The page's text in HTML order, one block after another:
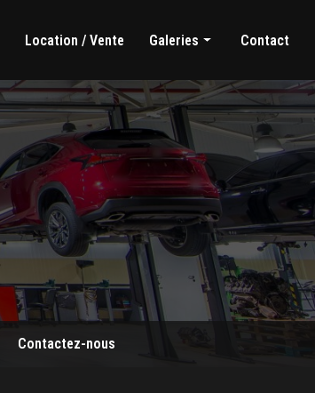
Location / Vente Galeries
Mécanique générale
Carrosserie / Peinture
Location / Vente
Contact
Contactez-nous